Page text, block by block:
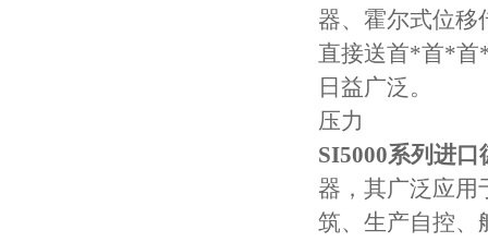
器、霍尔式位移
直接送首*首*首
日益广泛。
压力
SI5000系列进
器，其广泛应用
筑、生产自控、